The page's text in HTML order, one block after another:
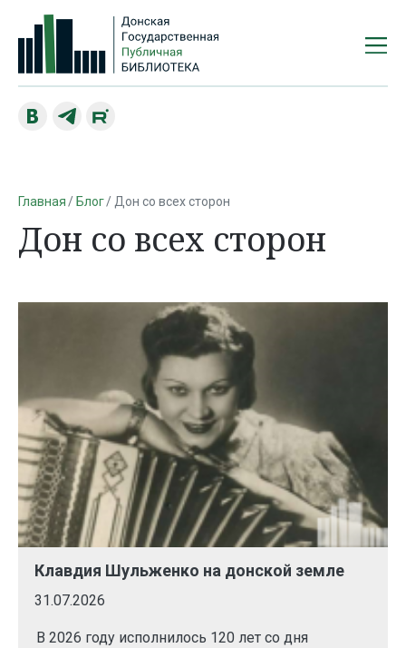
Главная Блог Дон со всех сторон
Дон со всех сторон
Клавдия Шульженко на донской земле
31.07.2026
В 2026 году исполнилось 120 лет со дня